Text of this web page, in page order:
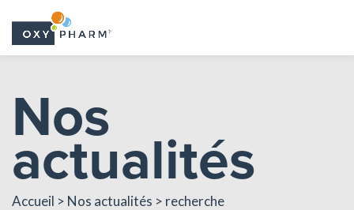
content
Nos
actualités
Accueil > Nos actualités > recherche